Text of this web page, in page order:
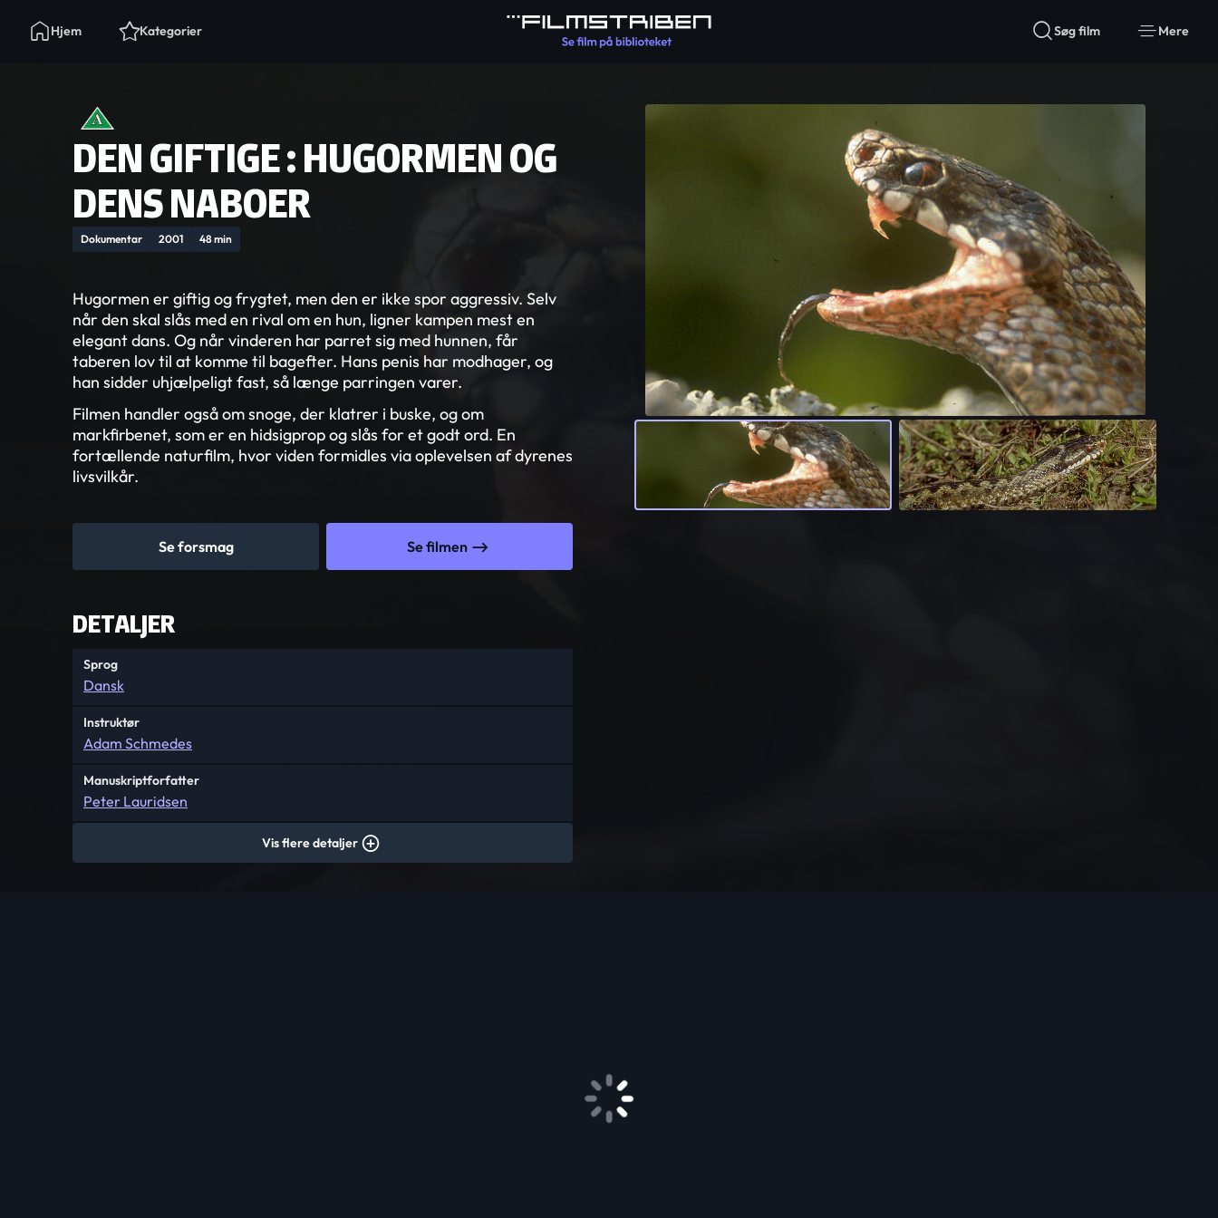
Hjem Kategorier Søg film Mere
DEN GIFTIGE : HUGORMEN OG
DENS NABOER
Dokumentar 2001 48 min
Hugormen er giftig og frygtet, men den er ikke spor aggressiv. Selv
når den skal slås med en rival om en hun, ligner kampen mest en
elegant dans. Og når vinderen har parret sig med hunnen, får
taberen lov til at komme til bagefter. Hans penis har modhager, og
han sidder uhjælpeligt fast, så længe parringen varer.
Filmen handler også om snoge, der klatrer i buske, og om
markfirbenet, som er en hidsigprop og slås for et godt ord. En
fortællende naturfilm, hvor viden formidles via oplevelsen af dyrenes
livsvilkår.
Se forsmag Se filmen
DETALJER
Sprog
Dansk
Instruktør
Adam Schmedes
Manuskriptforfatter
Peter Lauridsen
Vis flere detaljer